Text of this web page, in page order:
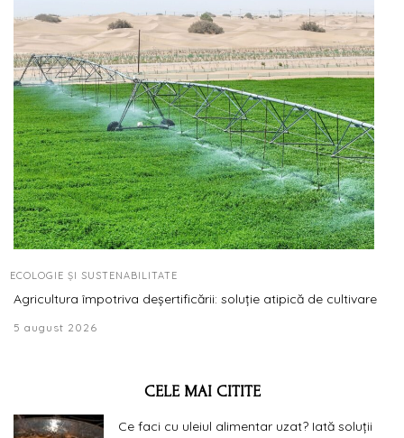
ECOLOGIE ȘI SUSTENABILITATE
Agricultura împotriva deșertificării: soluție atipică de cultivare
5 august 2026
CELE MAI CITITE
Ce faci cu uleiul alimentar uzat? Iată soluții